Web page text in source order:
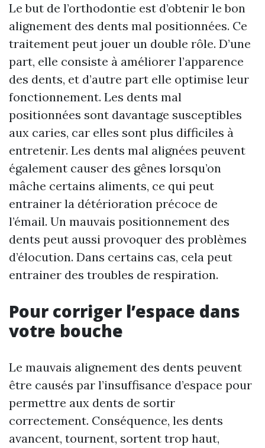
Le but de l’orthodontie est d’obtenir le bon
alignement des dents mal positionnées. Ce
traitement peut jouer un double rôle. D’une
part, elle consiste à améliorer l’apparence
des dents, et d’autre part elle optimise leur
fonctionnement. Les dents mal
positionnées sont davantage susceptibles
aux caries, car elles sont plus difficiles à
entretenir. Les dents mal alignées peuvent
également causer des gênes lorsqu’on
mâche certains aliments, ce qui peut
entrainer la détérioration précoce de
l’émail. Un mauvais positionnement des
dents peut aussi provoquer des problèmes
d’élocution. Dans certains cas, cela peut
entrainer des troubles de respiration.
Pour corriger l’espace dans
votre bouche
Le mauvais alignement des dents peuvent
être causés par l’insuffisance d’espace pour
permettre aux dents de sortir
correctement. Conséquence, les dents
avancent, tournent, sortent trop haut,